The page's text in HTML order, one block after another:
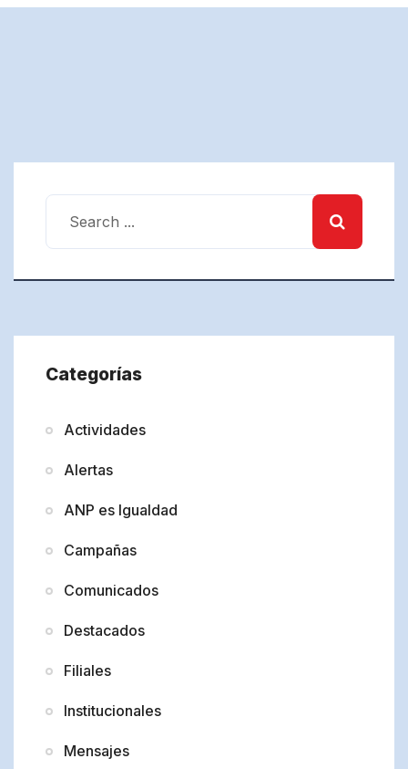
Categorías
Actividades
Alertas
ANP es Igualdad
Campañas
Comunicados
Destacados
Filiales
Institucionales
Mensajes